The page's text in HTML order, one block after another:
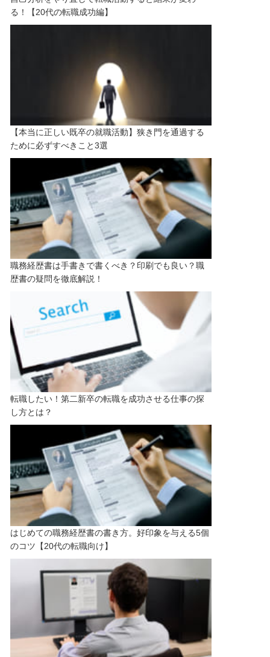
る！【20代の転職成功編】
【本当に正しい既卒の就職活動】狭き門を通過する
ために必ずすべきこと3選
職務経歴書は手書きで書くべき？印刷でも良い？職
歴書の疑問を徹底解説！
転職したい！第二新卒の転職を成功させる仕事の探
し方とは？
はじめての職務経歴書の書き方。好印象を与える5個
のコツ【20代の転職向け】